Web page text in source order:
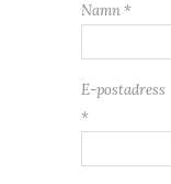
Namn *
E-postadress
*